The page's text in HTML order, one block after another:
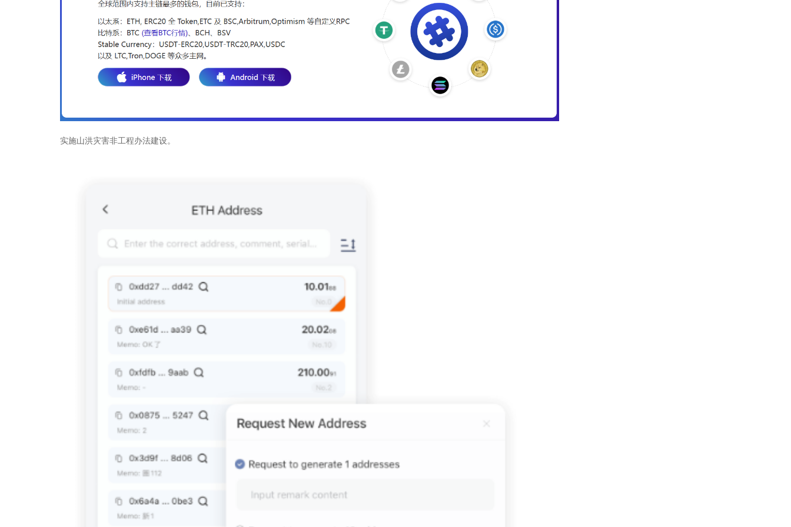
实施山洪灾害非工程办法建设。